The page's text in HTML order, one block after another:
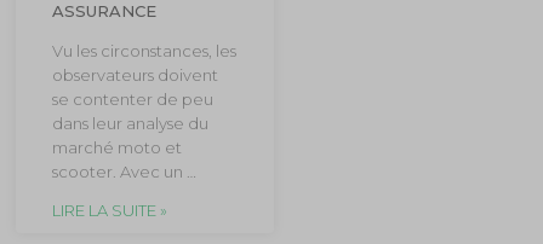
ASSURANCE
Vu les circonstances, les
observateurs doivent
se contenter de peu
dans leur analyse du
marché moto et
scooter. Avec un …
LIRE LA SUITE »